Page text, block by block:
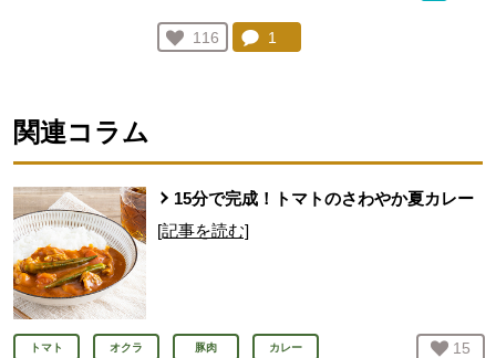
お気に入り登録：
116
人が登録
コメント：
1
関連コラム
15分で完成！トマトのさわやか夏カレー
[記事を読む]
トマト オクラ 豚肉 カレー お気
15